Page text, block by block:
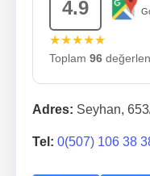
4.9
★★★★★
Toplam 96
Adres: Seyhan,
Tel: 0(507) 106 38